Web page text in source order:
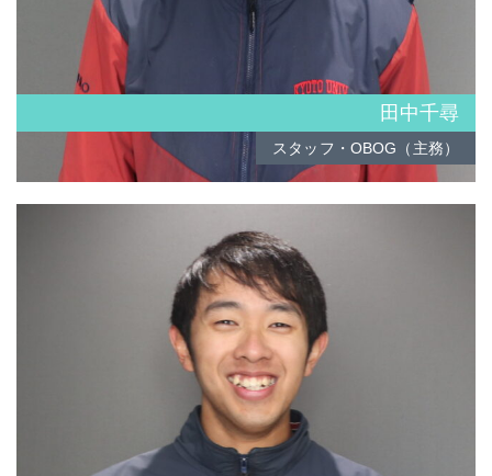
田中千尋
スタッフ・OBOG（主務）